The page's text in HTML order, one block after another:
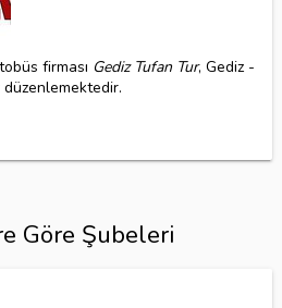
firması Gediz Tufan Tur, Gediz -
Göre Şubeleri